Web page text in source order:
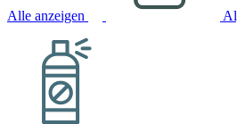
Alle anzeigen